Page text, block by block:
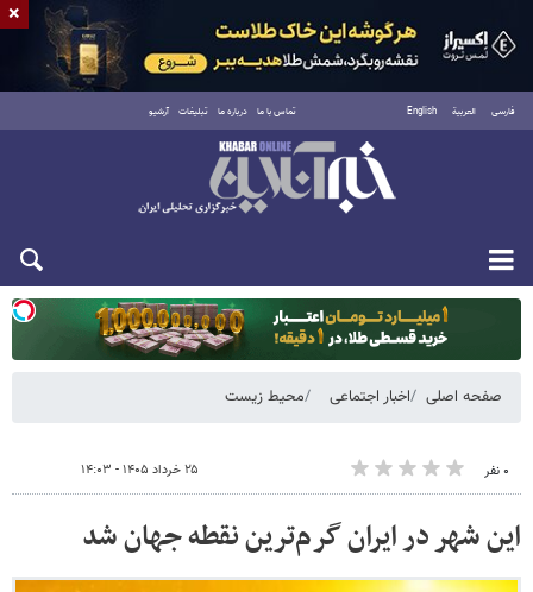
فارسی العربية English تماس با ما درباره ما تبلیغات آرشیو
دوشنبه ۱۹ مرداد ۱۴۰۵
صفحه اصلی اخبار اجتماعی محیط زیست
۰ نفر ۲۵ خرداد ۱۴۰۵ - ۱۴:۰۳
این شهر در ایران گرم‌ترین نقطه جهان شد
×